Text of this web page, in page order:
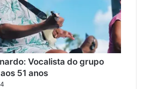
Vocalista do grupo
51 anos